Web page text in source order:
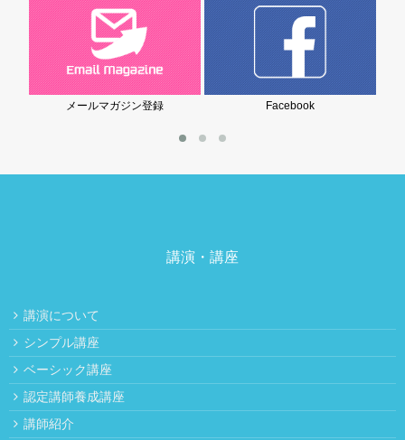
メールマガジン登録 Facebook
講演・講座
講演について
シンプル講座
ベーシック講座
認定講師養成講座
講師紹介